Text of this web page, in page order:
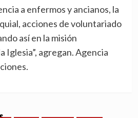
a enfermos y ancianos, la
acciones de voluntariado
así en la misión
Iglesia”, agregan. Agencia